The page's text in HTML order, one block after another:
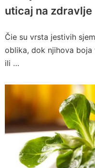
uticaj na zdravlje
Čie su vrsta jestivih
oblika, dok njihova
ili …